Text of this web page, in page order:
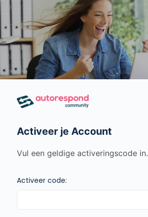
Activeer je Account
Vul een geldige activeringscode in.
Activeer code: